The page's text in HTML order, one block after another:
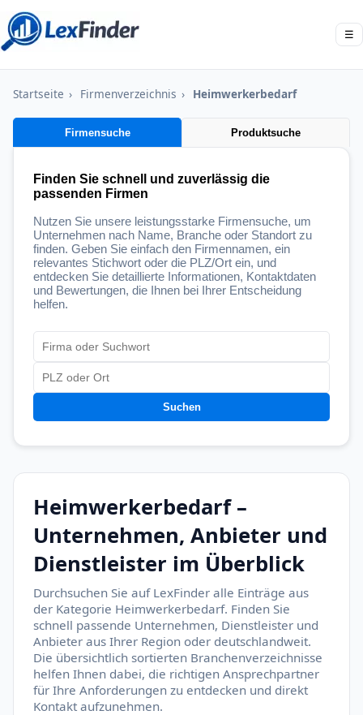
☰
Startseite › Firmenverzeichnis › Heimwerkerbedarf
Firmensuche Produktsuche
Finden Sie schnell und zuverlässig die
passenden Firmen
Nutzen Sie unsere leistungsstarke Firmensuche, um
Unternehmen nach Name, Branche oder Standort zu
finden. Geben Sie einfach den Firmennamen, ein
relevantes Stichwort oder die PLZ/Ort ein, und
entdecken Sie detaillierte Informationen, Kontaktdaten
und Bewertungen, die Ihnen bei Ihrer Entscheidung
helfen.
Suchen
Heimwerkerbedarf –
Unternehmen, Anbieter und
Dienstleister im Überblick
Durchsuchen Sie auf LexFinder alle Einträge aus
der Kategorie Heimwerkerbedarf. Finden Sie
schnell passende Unternehmen, Dienstleister und
Anbieter aus Ihrer Region oder deutschlandweit.
Die übersichtlich sortierten Branchenverzeichnisse
helfen Ihnen dabei, die richtigen Ansprechpartner
für Ihre Anforderungen zu entdecken und direkt
Kontakt aufzunehmen.